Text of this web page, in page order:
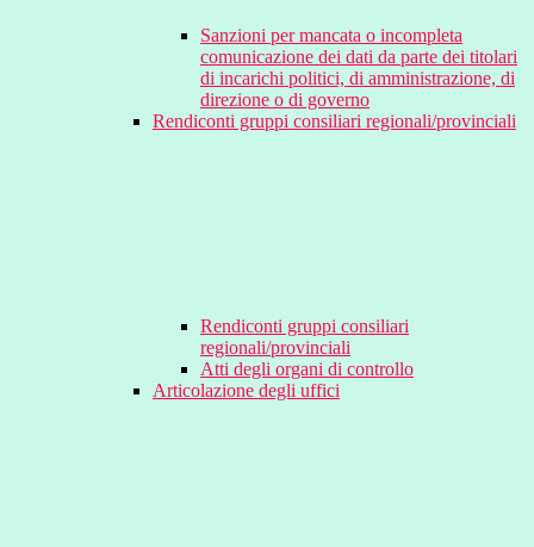
Sanzioni per mancata o incompleta
comunicazione dei dati da parte dei titolari
di incarichi politici, di amministrazione, di
direzione o di governo
Rendiconti gruppi consiliari regionali/provinciali
Rendiconti gruppi consiliari
regionali/provinciali
Atti degli organi di controllo
Articolazione degli uffici